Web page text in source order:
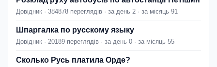
Довідник · 384878 переглядів · за день 2 · за місяць 91
Шпаргалка по русскому языку
Довідник · 20189 переглядів · за день 0 · за місяць 55
Сколько Русь платила Орде?